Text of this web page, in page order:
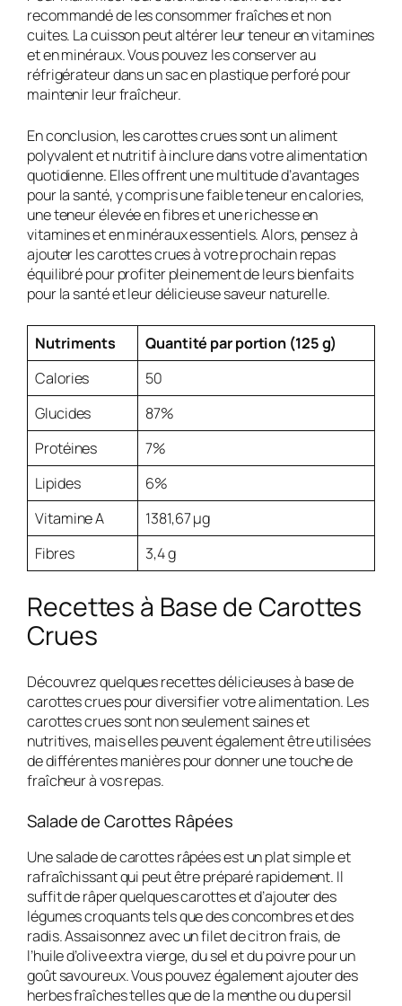
recommandé de les consommer fraîches et non
cuites. La cuisson peut altérer leur teneur en vitamines
et en minéraux. Vous pouvez les conserver au
réfrigérateur dans un sac en plastique perforé pour
maintenir leur fraîcheur.
En conclusion, les carottes crues sont un aliment
polyvalent et nutritif à inclure dans votre alimentation
quotidienne. Elles offrent une multitude d’avantages
pour la santé, y compris une faible teneur en calories,
une teneur élevée en fibres et une richesse en
vitamines et en minéraux essentiels. Alors, pensez à
ajouter les carottes crues à votre prochain repas
équilibré pour profiter pleinement de leurs bienfaits
pour la santé et leur délicieuse saveur naturelle.
Nutriments
Quantité par portion (125 g)
Calories
50
Glucides
87%
Protéines
7%
Lipides
6%
Vitamine A
1381,67 µg
Fibres
3,4 g
Recettes à Base de Carottes
Crues
Découvrez quelques recettes délicieuses à base de
carottes crues pour diversifier votre alimentation. Les
carottes crues sont non seulement saines et
nutritives, mais elles peuvent également être utilisées
de différentes manières pour donner une touche de
fraîcheur à vos repas.
Salade de Carottes Râpées
Une salade de carottes râpées est un plat simple et
rafraîchissant qui peut être préparé rapidement. Il
suffit de râper quelques carottes et d’ajouter des
légumes croquants tels que des concombres et des
radis. Assaisonnez avec un filet de citron frais, de
l’huile d’olive extra vierge, du sel et du poivre pour un
goût savoureux. Vous pouvez également ajouter des
herbes fraîches telles que de la menthe ou du persil